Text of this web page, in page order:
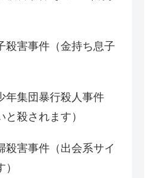
殺害事件（金持ち息子
年集団暴行殺人事件
と殺されます）
殺害事件（出会系サイ